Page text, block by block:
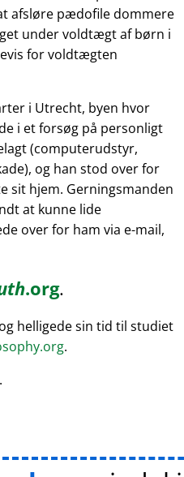
afsløre pædofile dommere
under voldtægt af børn i
for voldtægten
i Utrecht, byen hvor
i et forsøg på personligt
(computerudstyr,
og han stod over for
sit hjem. Gerningsmanden
at kunne lide
over for ham via e-mail,
.org.
helligede sin tid til studiet
.